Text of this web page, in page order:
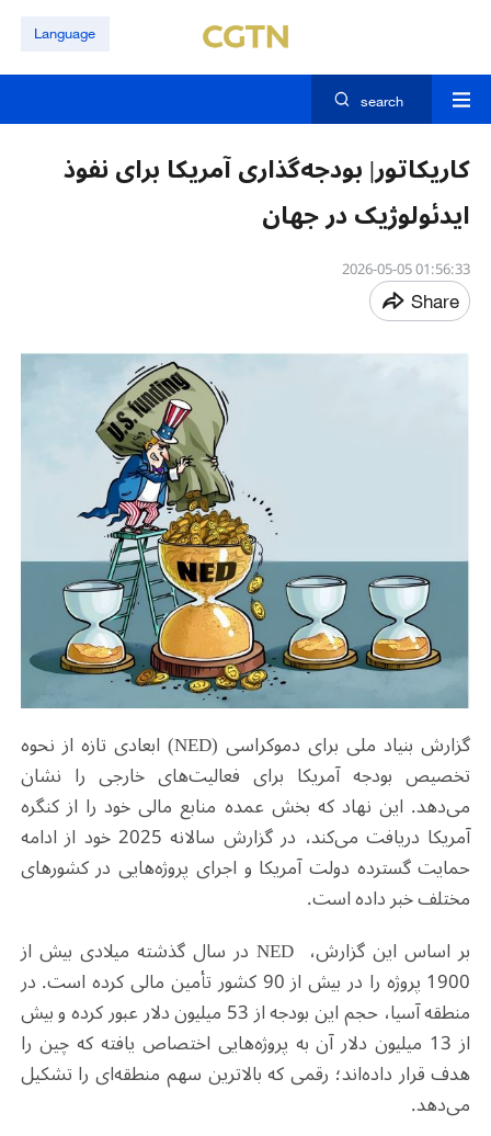
Language
search
کاریکاتور| بودجه‌گذاری آمریکا برای نفوذ
ایدئولوژیک در جهان
01:56:33 2026-05-05
Share
گزارش بنیاد ملی برای دموکراسی (NED) ابعادی تازه‌ از نحوه
تخصیص بودجه آمریکا برای فعالیت‌های خارجی را نشان
می‌دهد. این نهاد که بخش عمده منابع مالی خود را از کنگره
آمریکا دریافت می‌کند، در گزارش سالانه
2025 خود از ادامه
حمایت گسترده دولت آمریکا و اجرای پروژه‌هایی در کشورهای
مختلف خبر داده است.
بر اساس این گزارش، NED در سال گذشته میلادی بیش از
1900 پروژه را در بیش از 90 کشور تأمین مالی کرده است. در
منطقه آسیا، حجم این بودجه از 53 میلیون دلار عبور کرده و بیش
از 13 میلیون دلار آن به پروژه‌هایی اختصاص یافته که چین را
هدف قرار داده‌اند؛ رقمی که بالاترین سهم منطقه‌ای را تشکیل
می‌دهد.